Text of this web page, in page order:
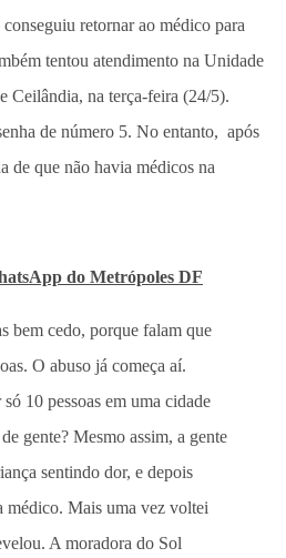
retornar ao médico para
tentou atendimento na Unidade
Ceilândia, na terça-feira (24/5).
de número 5. No entanto, após
de que não havia médicos na
do Metrópoles DF
bem cedo, porque falam que
O abuso já começa aí.
10 pessoas em uma cidade
gente? Mesmo assim, a gente
sentindo dor, e depois
médico. Mais uma vez voltei
A moradora do Sol